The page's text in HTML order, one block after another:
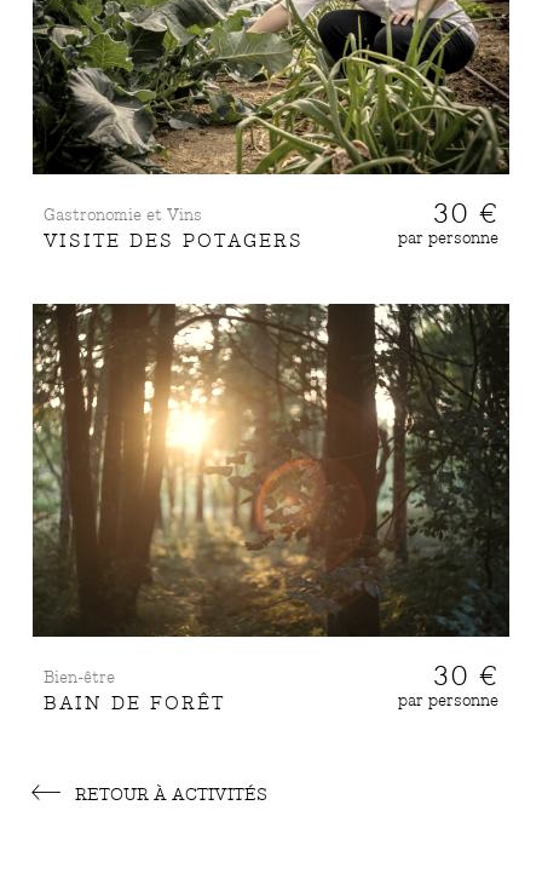
Gastronomie et Vins
VISITE DES POTAGERS
30 €
par personne
Bien-être
BAIN DE FORÊT
30 €
par personne
RETOUR À ACTIVITÉS